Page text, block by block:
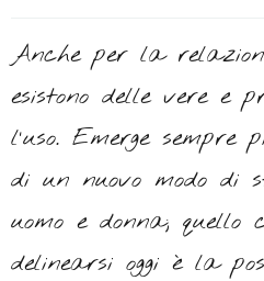
Anche per la
esistono delle vere e
l’uso. Emerge sempre
di un nuovo modo di
uomo e donna; quello
delinearsi oggi è la